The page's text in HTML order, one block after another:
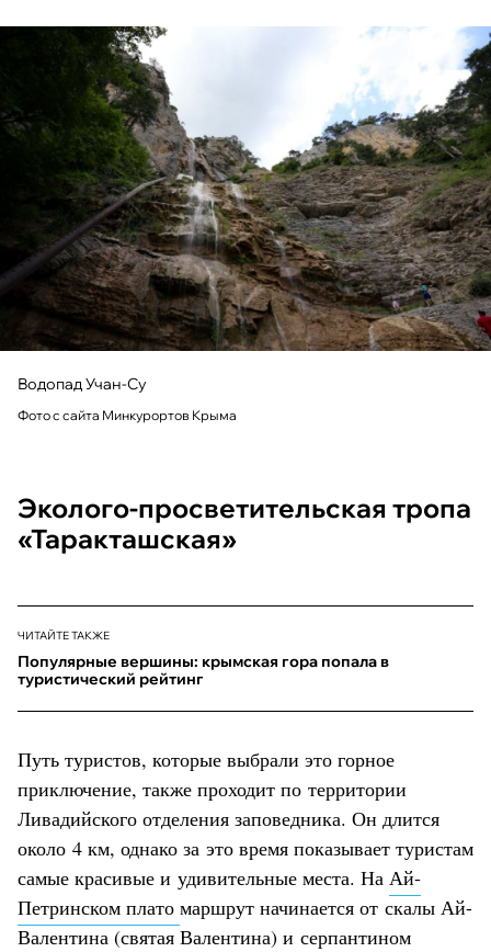
Водопад Учан-Су
Фото с сайта Минкурортов Крыма
Эколого-просветительская тропа
«Таракташская»
ЧИТАЙТЕ ТАКЖЕ
Популярные вершины: крымская гора попала в
туристический рейтинг
Путь туристов, которые выбрали это горное
приключение, также проходит по территории
Ливадийского отделения заповедника. Он длится
около 4 км, однако за это время показывает туристам
самые красивые и удивительные места. На Ай-
Петринском плато маршрут начинается от скалы Ай-
Валентина (святая Валентина) и серпантином